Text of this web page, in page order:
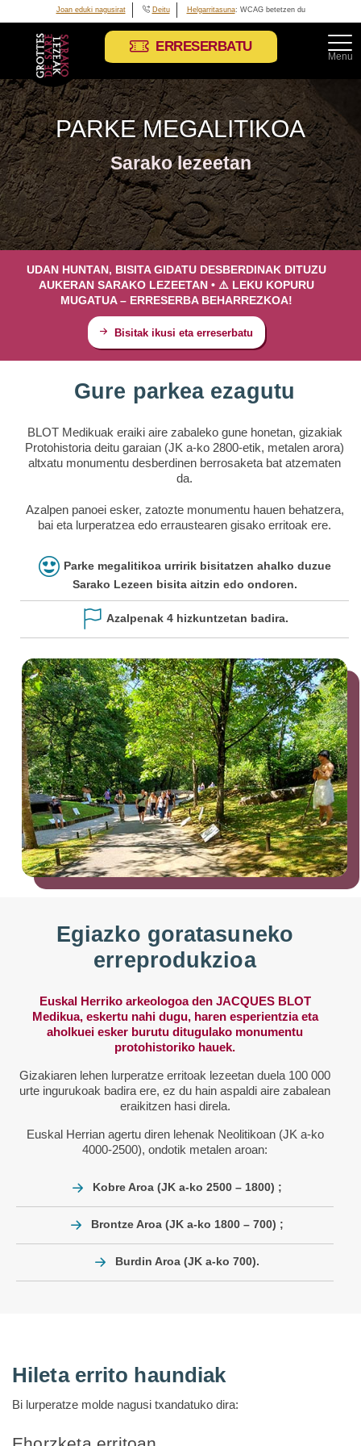
Joan eduki nagusirat Deitu Helgarritasuna: WCAG betetzen du
ERRESERBATU
Menu
PARKE MEGALITIKOA
Sarako lezeetan
UDAN HUNTAN, BISITA GIDATU DESBERDINAK DITUZU
AUKERAN SARAKO LEZEETAN • ⚠️ LEKU KOPURU
MUGATUA – ERRESERBA BEHARREZKOA!
Bisitak ikusi eta erreserbatu
Gure parkea ezagutu
BLOT Medikuak eraiki aire zabaleko gune honetan, gizakiak
Protohistoria deitu garaian (JK a-ko 2800-etik, metalen arora)
altxatu monumentu desberdinen berrosaketa bat atzematen
da.
Azalpen panoei esker, zatozte monumentu hauen behatzera,
bai eta lurperatzea edo erraustearen gisako erritoak ere.
Parke megalitikoa urririk bisitatzen ahalko duzue
Sarako Lezeen bisita aitzin edo ondoren.
Azalpenak 4 hizkuntzetan badira.
Egiazko goratasuneko
erreprodukzioa
Euskal Herriko arkeologoa den JACQUES BLOT
Medikua, eskertu nahi dugu, haren esperientzia eta
aholkuei esker burutu ditugulako monumentu
protohistoriko hauek.
Gizakiaren lehen lurperatze erritoak lezeetan duela 100 000
urte ingurukoak badira ere, ez du hain aspaldi aire zabalean
eraikitzen hasi direla.
Euskal Herrian agertu diren lehenak Neolitikoan (JK a-ko
4000-2500), ondotik metalen aroan:
Kobre Aroa (JK a-ko 2500 – 1800) ;
Brontze Aroa (JK a-ko 1800 – 700) ;
Burdin Aroa (JK a-ko 700).
Hileta errito haundiak
Bi lurperatze molde nagusi txandatuko dira: